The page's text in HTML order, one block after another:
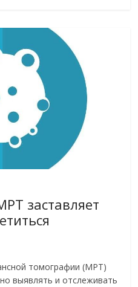
заставляет
томографии (МРТ)
выявлять и отслеживать